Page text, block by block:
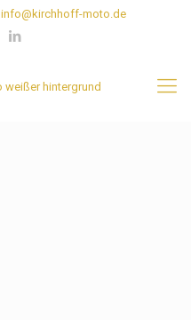
info@kirchhoff-moto.de